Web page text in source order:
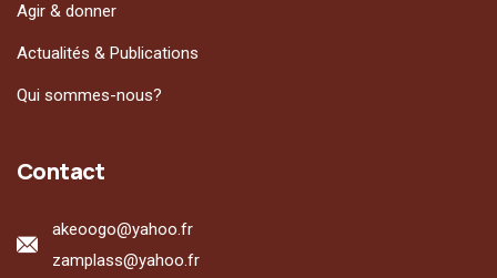
Agir & donner
Actualités & Publications
Qui sommes-nous?
Contact
akeoogo@yahoo.fr
zamplass@yahoo.fr